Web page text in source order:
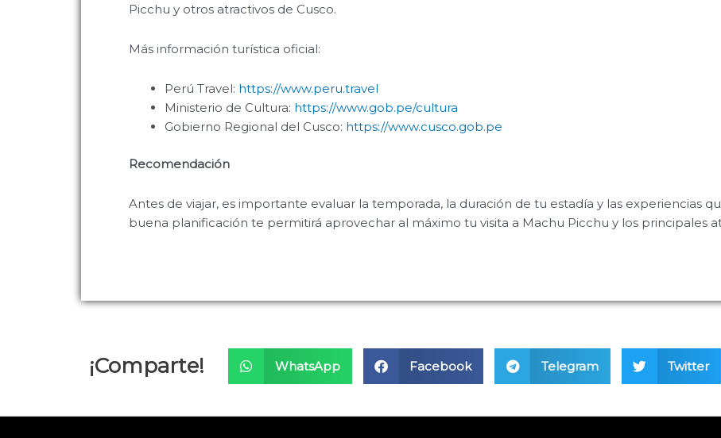
Picchu y otros atractivos de Cusco.
Más información turística oficial:
Perú Travel: https://www.peru.travel
Ministerio de Cultura: https://www.gob.pe/cultura
Gobierno Regional del Cusco: https://www.cusco.gob.pe
Recomendación
Antes de viajar, es importante evaluar la temporada, la duración de tu estadía y las experiencias
buena planificación te permitirá aprovechar al máximo tu visita a Machu Picchu y los principales
¡Comparte! WhatsApp Facebook Telegram Twitter